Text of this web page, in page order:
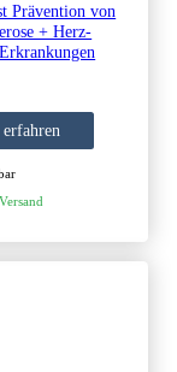
Prävention von
+ Herz-